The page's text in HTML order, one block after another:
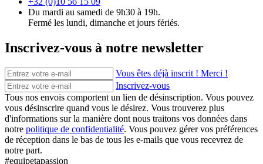
Du mardi au samedi de 9h30 à 19h.
Fermé les lundi, dimanche et jours fériés.
Inscrivez-vous à notre newsletter
Vous êtes déjà inscrit ! Merci !
Inscrivez-vous
Tous nos envois comportent un lien de désinscription. Vous pouvez
vous désinscrire quand vous le désirez. Vous trouverez plus
d'informations sur la manière dont nous traitons vos données dans
notre politique de confidentialité. Vous pouvez gérer vos préférences
de réception dans le bas de tous les e-mails que vous recevrez de
notre part.
#equipetapassion